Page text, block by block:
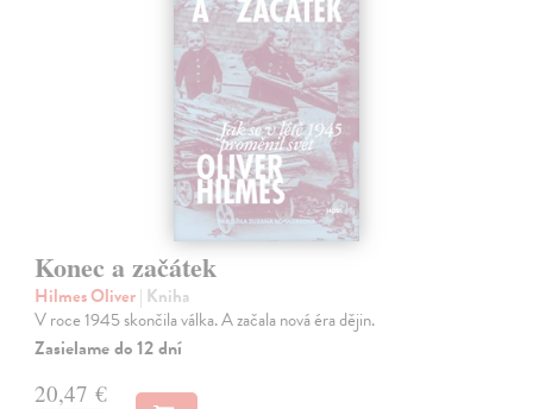
Konec a začátek
Hilmes Oliver| Kniha
V roce 1945 skončila válka. A začala nová éra dějin.
Zasielame do 12 dní
20,47 €